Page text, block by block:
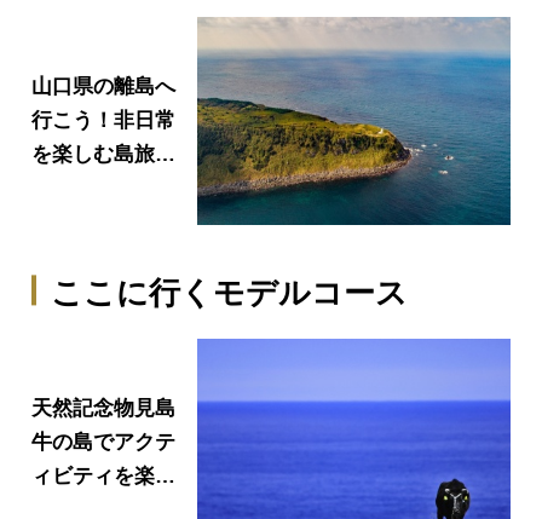
山口県の離島へ
行こう！非日常
を楽しむ島旅ガ
ここに行くモデルコース
天然記念物見島
牛の島でアクテ
ィビティを楽し